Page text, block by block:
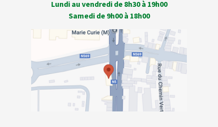
Lundi au vendredi de 8h30 à 19h00
Samedi de 9h00 à 18h00